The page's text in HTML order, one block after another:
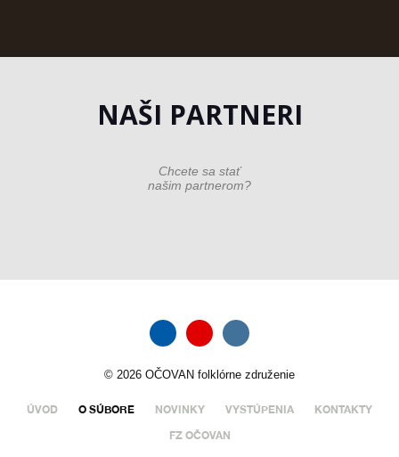
NAŠI PARTNERI
Chcete sa stať
našim partnerom?
© 2026 OČOVAN folklórne združenie
ÚVOD O SÚBORE NOVINKY VYSTÚPENIA
KONTAKTY
FZ OČOVAN